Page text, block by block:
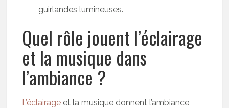
guirlandes lumineuses.
Quel rôle jouent l’éclairage
et la musique dans
l’ambiance ?
L’éclairage et la musique donnent l’ambiance